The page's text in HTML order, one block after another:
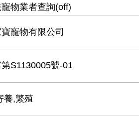
物業者查詢(off)
寵物有限公司
S1130005號-01
養,繁殖